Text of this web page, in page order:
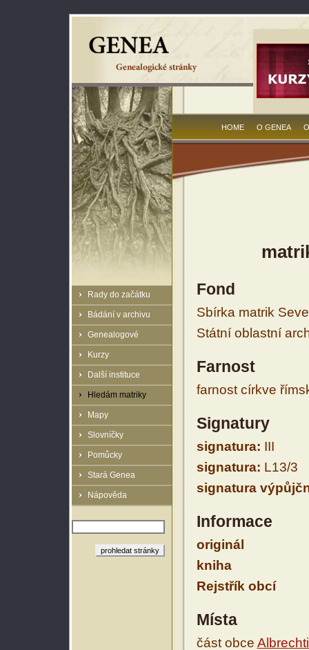
Rady do začátku
Bádání v archivu
Genealogové
Kurzy
Další instituce
Hledám matriky
Mapy
Slovníčky
Pomůcky
Stará Genea
Nápověda
HOME O GENEA
Fond
Sbírka matrik
Státní oblastní
Farnost
farnost církve
Signatury
signatura: III
signatura: L13/3
signatura
Informace
originál
kniha
Rejstřík obcí
Místa
část obce